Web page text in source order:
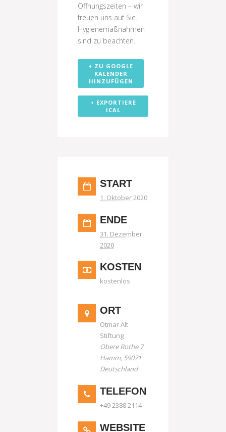
Öffnungszeiten – wir
freuen uns auf Sie.
Hygienemaßnahmen
sind zu beachten.
+ ZU GOOGLE
KALENDER
HINZUFÜGEN
+ EXPORTIERE
ICAL
START
1. Oktober 2020
ENDE
31. Dezember
2020
KOSTEN
kostenlos
ORT
Otmar Alt
Stiftung
Obere Rothe 7
Hamm, 59071
Deutschland
TELEFON
+49 2388 2114
WEBSITE